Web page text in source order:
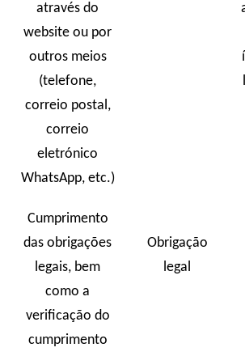
através do
website ou por
outros meios
(telefone,
correio postal,
correio
eletrónico
WhatsApp, etc.)
Cumprimento
das obrigações
legais, bem
como a
verificação do
cumprimento
Obrigação
legal